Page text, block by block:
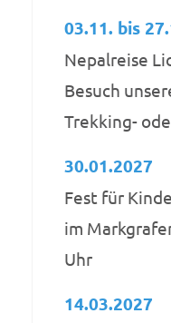
03.11. bis
Nepalreise
Besuch
Trekking-
30.01.2027
Fest für
im
Uhr
14.03.2027